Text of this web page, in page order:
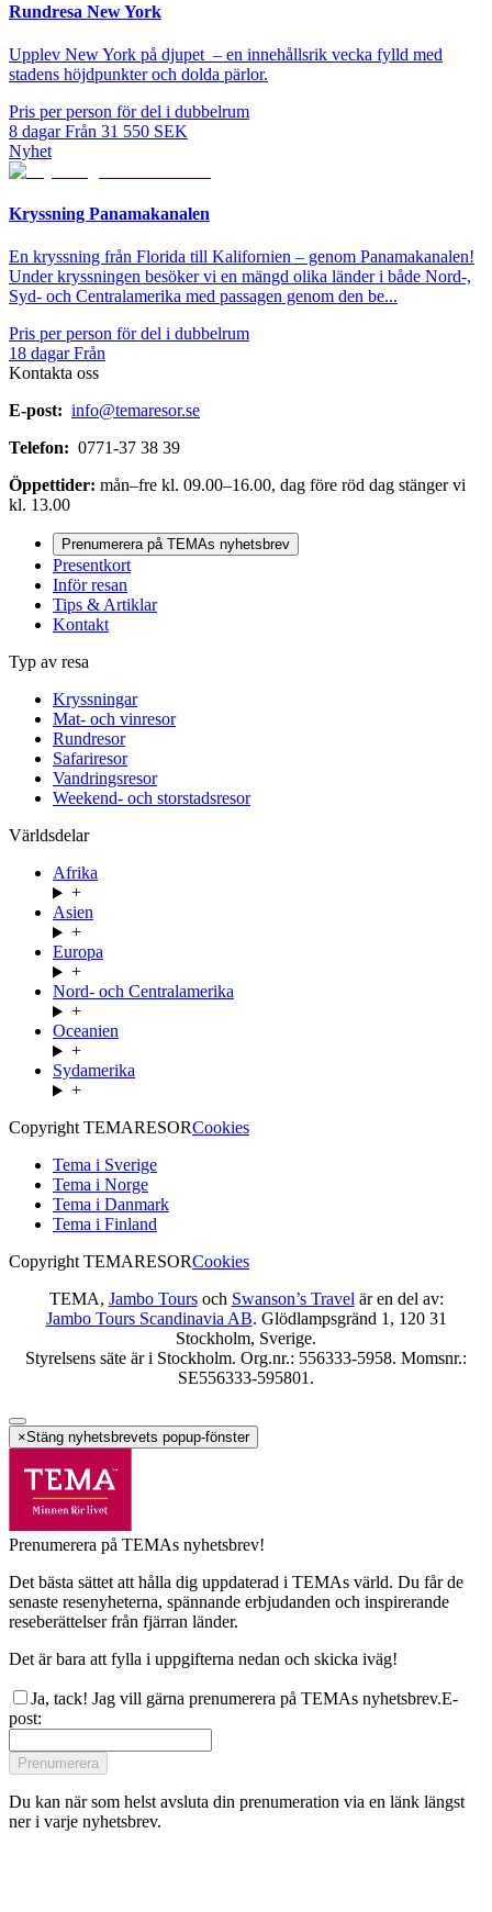
Rundresa New York
Upplev New York på djupet – en innehållsrik vecka fylld med
stadens höjdpunkter och dolda pärlor.
Pris per person för del i dubbelrum
8 dagar Från 31 550 SEK
Nyhet
Kryssning Panamakanalen
En kryssning från Florida till Kalifornien – genom Panamakanalen!
Under kryssningen besöker vi en mängd olika länder i både Nord-,
Syd- och Centralamerika med passagen genom den be...
Pris per person för del i dubbelrum
18 dagar Från
Kontakta oss
E-post: info@temaresor.se
Telefon: 0771-37 38 39
Öppettider: mån–fre kl. 09.00–16.00, dag före röd dag stänger vi
kl. 13.00
Prenumerera på TEMAs nyhetsbrev
Presentkort
Inför resan
Tips & Artiklar
Kontakt
Typ av resa
Kryssningar
Mat- och vinresor
Rundresor
Safariresor
Vandringsresor
Weekend- och storstadsresor
Världsdelar
Afrika
+
Asien
+
Europa
+
Nord- och Centralamerika
+
Oceanien
+
Sydamerika
+
Copyright TEMARESORCookies
Tema i Sverige
Tema i Norge
Tema i Danmark
Tema i Finland
Copyright TEMARESORCookies
TEMA, Jambo Toursoch Swanson’s Travelär en del av:
Jambo Tours Scandinavia AB. Glödlampsgränd 1, 120 31
Stockholm, Sverige.
Styrelsens säte är i Stockholm. Org.nr.: 556333-5958. Momsnr.:
SE556333-595801.
×Stäng nyhetsbrevets popup-fönster
Prenumerera på TEMAs nyhetsbrev!
Det bästa sättet att hålla dig uppdaterad i TEMAs värld. Du får de
senaste resenyheterna, spännande erbjudanden och inspirerande
reseberättelser från fjärran länder.
Det är bara att fylla i uppgifterna nedan och skicka iväg!
Ja, tack! Jag vill gärna prenumerera på TEMAs nyhetsbrev.E-
post:
Prenumerera
Du kan när som helst avsluta din prenumeration via en länk längst
ner i varje nyhetsbrev.